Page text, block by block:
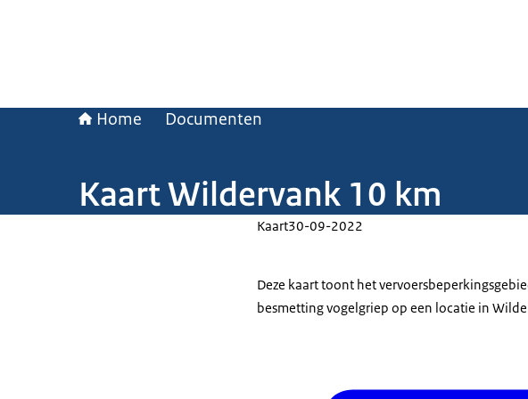
Home Documenten
Kaart Wildervank 10 km
Kaart30-09-2022
Deze kaart toont het
besmetting vogelgriep op een locatie in